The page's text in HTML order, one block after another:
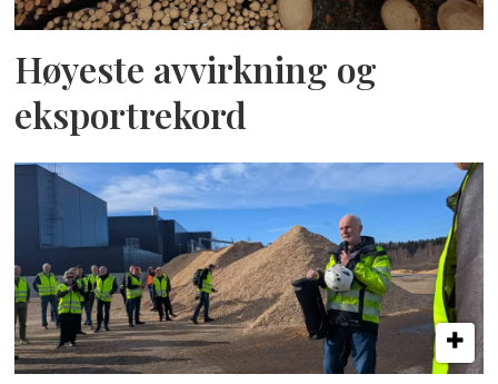
Høyeste avvirkning og
eksportrekord